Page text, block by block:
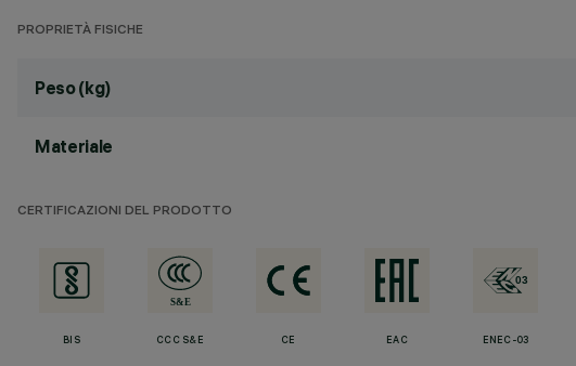
PROPRIETÀ FISICHE
Peso (kg)
Materiale
CERTIFICAZIONI DEL PRODOTTO
BIS CCC S&E CE EAC ENEC-03